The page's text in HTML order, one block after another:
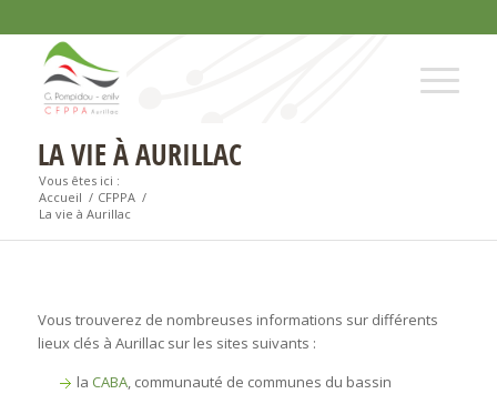
LA VIE À AURILLAC
Vous êtes ici :
Accueil / CFPPA /
La vie à Aurillac
Vous trouverez de nombreuses informations sur différents
lieux clés à Aurillac sur les sites suivants :
la CABA, communauté de communes du bassin